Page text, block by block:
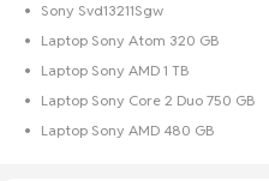
Sony Svd13211Sgw
Laptop Sony Atom 320 GB
Laptop Sony AMD 1 TB
Laptop Sony Core 2 Duo 750 GB
Laptop Sony AMD 480 GB